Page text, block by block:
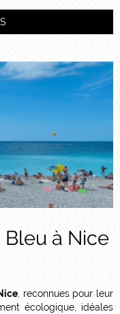
à Nice
, reconnues pour leur
écologique, idéales